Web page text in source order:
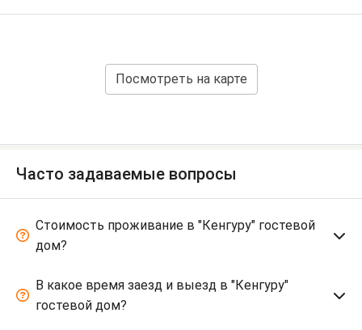
Посмотреть на карте
Часто задаваемые вопросы
Стоимость проживание в "Кенгуру" гостевой
дом?
В какое время заезд и выезд в "Кенгуру"
гостевой дом?